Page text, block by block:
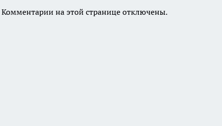
Комментарии на этой странице отключены.